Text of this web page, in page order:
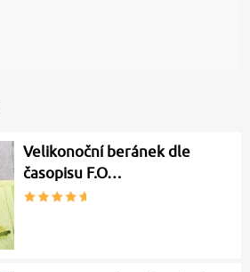
Velikonoční beránek dle
časopisu F.O…